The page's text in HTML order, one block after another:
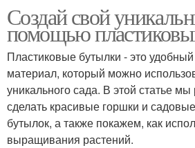
Создай свой
помощью
Пластиковые бутылки - это
материал, который можно
уникального сада. В этой статье
сделать красивые горшки и
бутылок, а также покажем, как
выращивания растений.